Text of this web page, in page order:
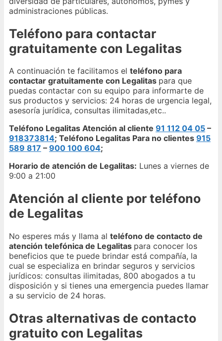
administraciones públicas.
Teléfono para contactar
gratuitamente con Legalitas
A continuación te facilitamos el teléfono para
contactar gratuitamente con Legalitas para que
puedas contactar con su equipo para informarte de
sus productos y servicios: 24 horas de urgencia legal,
asesoría jurídica, consultas ilimitadas,etc..
Teléfono Legalitas Atención al cliente 91 112 04 05 –
918373814; Teléfono Legalitas Para no clientes 915
589 817 – 900 100 604;
Horario de atención de Legalitas: Lunes a viernes de
9:00 a 21:00
Atención al cliente por teléfono
de Legalitas
No esperes más y llama al teléfono de contacto de
atención telefónica de Legalitas para conocer los
beneficios que te puede brindar está compañía, la
cual se especializa en brindar seguros y servicios
jurídicos: consultas ilimitadas, 800 abogados a tu
disposición y si tienes una emergencia puedes llamar
a su servicio de 24 horas.
Otras alternativas de contacto
gratuito con Legalitas